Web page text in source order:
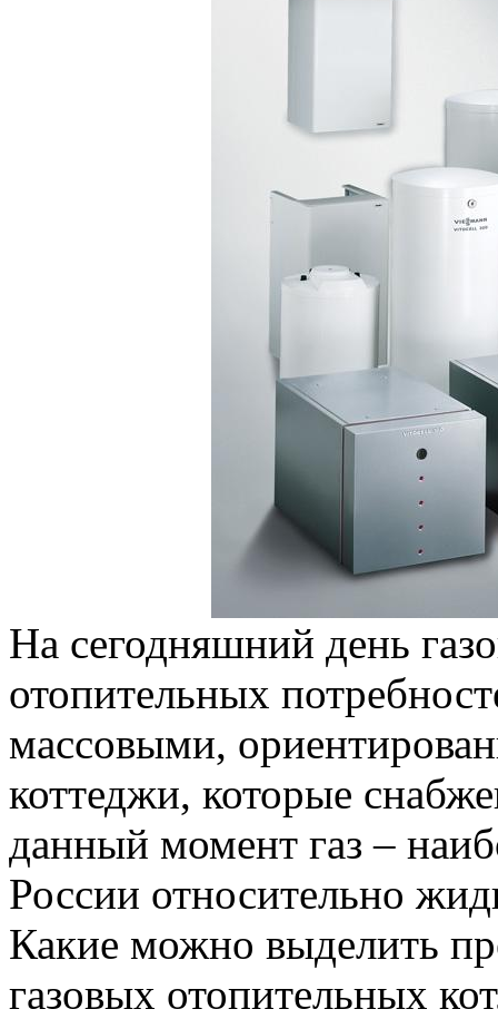
На сегодняшний день
отопительных
массовыми,
коттеджи, которые
данный момент газ –
России относительно
Какие можно выделить
газовых отопительных